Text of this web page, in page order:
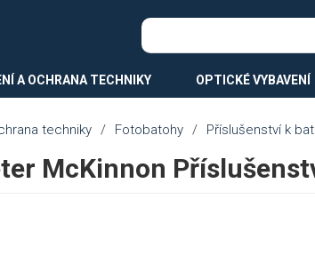
A OCHRANA TECHNIKY OPTICKÉ VYBAVENÍ
techniky / Fotobatohy / Příslušenství k
McKinnon